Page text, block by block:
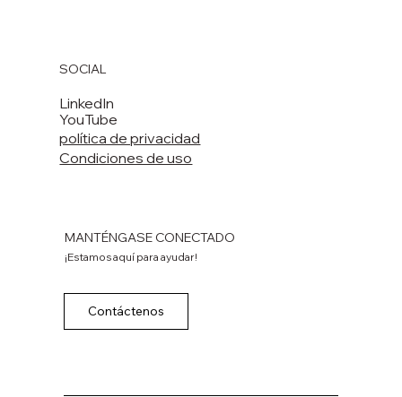
SOCIAL
LinkedIn
YouTube
política de privacidad
Condiciones de uso
MANTÉNGASE CONECTADO
¡Estamos aquí para ayudar!
Contáctenos